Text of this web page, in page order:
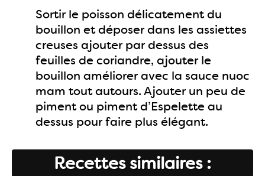
Sortir le poisson délicatement du
bouillon et déposer dans les assiettes
creuses ajouter par dessus des
feuilles de coriandre, ajouter le
bouillon améliorer avec la sauce nuoc
mam tout autours. Ajouter un peu de
piment ou piment d’Espelette au
dessus pour faire plus élégant.
Recettes similaires :